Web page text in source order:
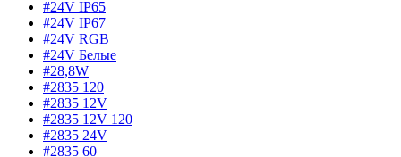
#24V IP65
#24V IP67
#24V RGB
#24V Белые
#28,8W
#2835 120
#2835 12V
#2835 12V 120
#2835 24V
#2835 60